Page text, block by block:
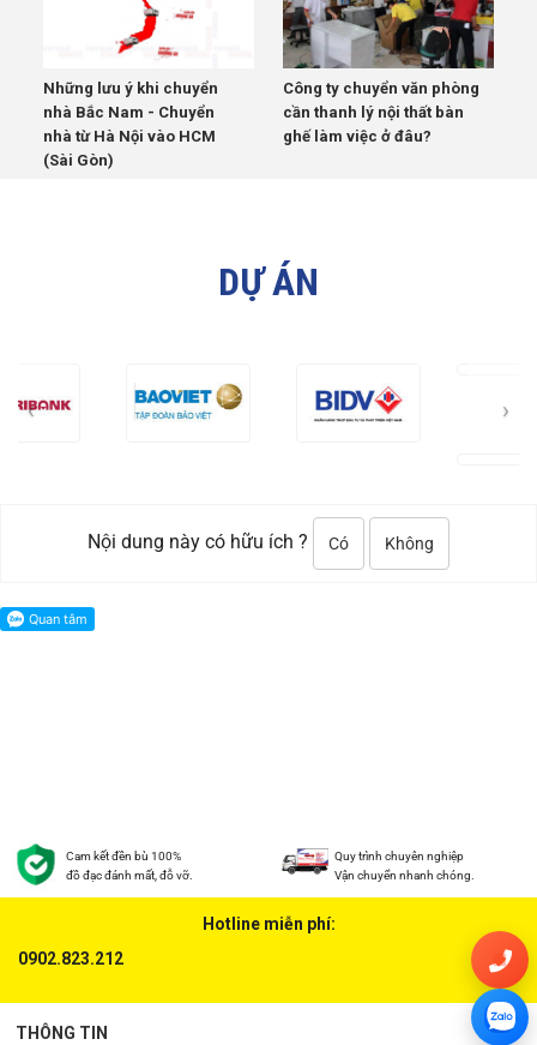
Những lưu ý khi chuyển
nhà Bắc Nam - Chuyển
nhà từ Hà Nội vào HCM
(Sài Gòn)
Công ty chuyển văn phòng
cần thanh lý nội thất bàn
ghế làm việc ở đâu?
DỰ ÁN
‹ ›
Nội dung này có hữu ích ? Có Không
Cam kết đền bù 100%
đồ đạc đánh mất, đỗ vỡ.
Quy trình chuyên nghiệp
Vận chuyển nhanh chóng.
Hotline miễn phí:
0902.823.212
THÔNG TIN